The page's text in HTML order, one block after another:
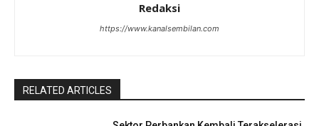
Redaksi
https://www.kanalsembilan.com
RELATED ARTICLES